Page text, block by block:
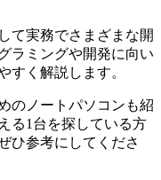
て実務でさまざまな開
ラミングや開発に向い
すく解説します。
のノートパソコンも紹
る1台を探している方
ひ参考にしてくださ